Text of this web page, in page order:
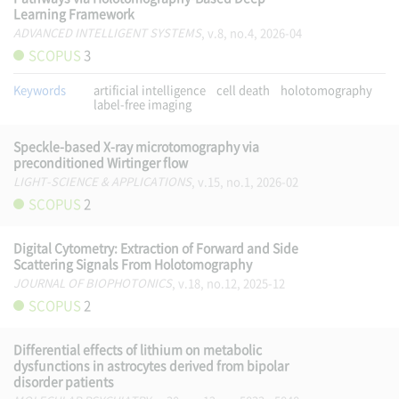
Learning Framework
ADVANCED INTELLIGENT SYSTEMS, v.8, no.4, 2026-04
SCOPUS 3
Keywords artificial intelligence cell death
holotomography
label-free imaging
Speckle-based X-ray microtomography via
preconditioned Wirtinger flow
LIGHT-SCIENCE & APPLICATIONS , v.15, no.1, 2026-02
SCOPUS 2
Digital Cytometry: Extraction of Forward and Side
Scattering Signals From Holotomography
JOURNAL OF BIOPHOTONICS, v.18, no.12, 2025-12
SCOPUS 2
Differential effects of lithium on metabolic
dysfunctions in astrocytes derived from bipolar
disorder patients